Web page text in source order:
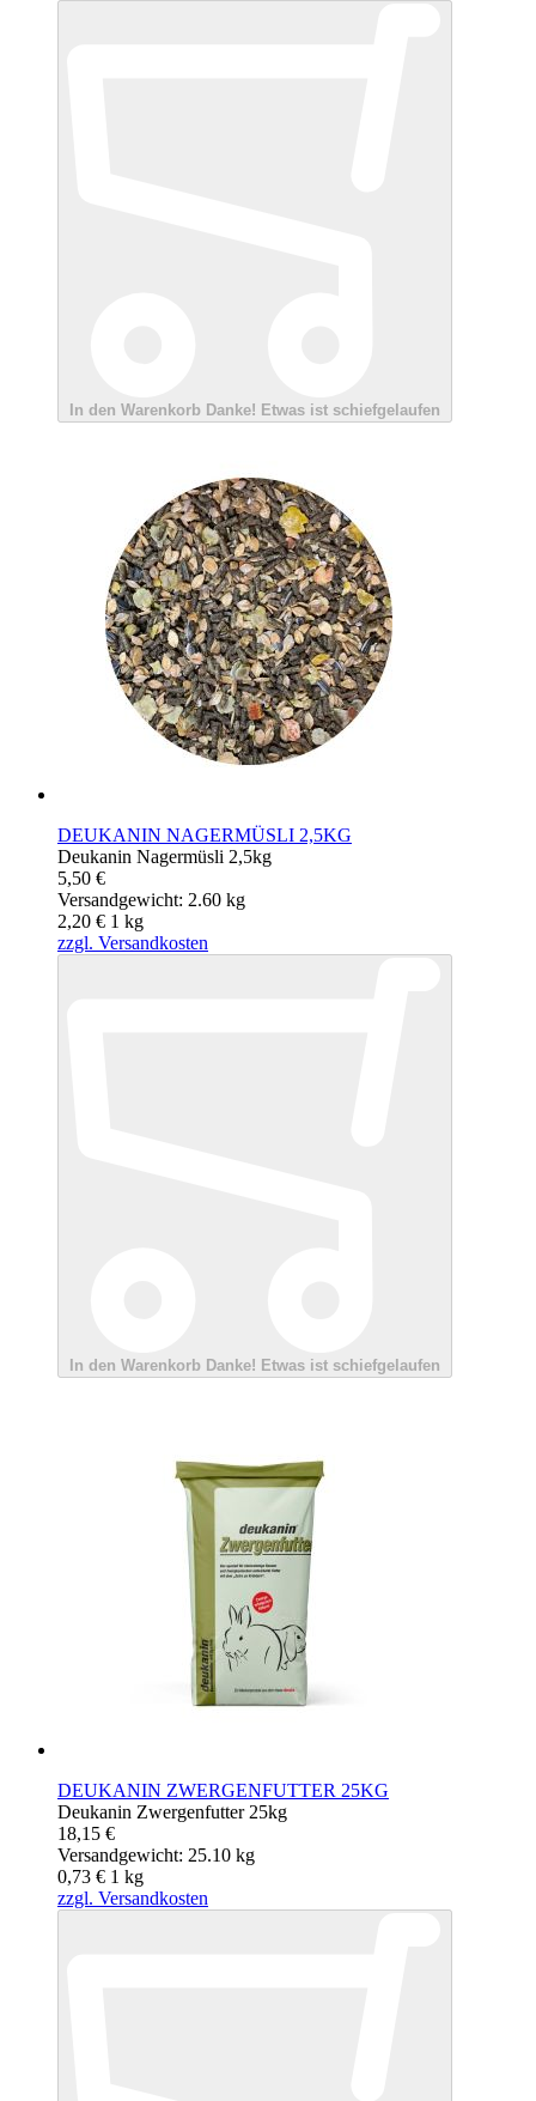
In den Warenkorb Danke! Etwas ist schiefgelaufen
DEUKANIN NAGERMÜSLI 2,5KG
Deukanin Nagermüsli 2,5kg
5,50 €
Versandgewicht: 2.60 kg
2,20 € 1 kg
zzgl. Versandkosten
In den Warenkorb Danke! Etwas ist schiefgelaufen
DEUKANIN ZWERGENFUTTER 25KG
Deukanin Zwergenfutter 25kg
18,15 €
Versandgewicht: 25.10 kg
0,73 € 1 kg
zzgl. Versandkosten